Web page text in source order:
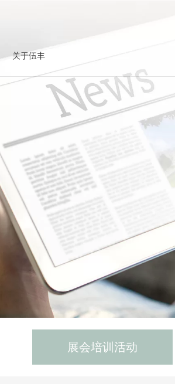
关于伍丰
展会培训活动